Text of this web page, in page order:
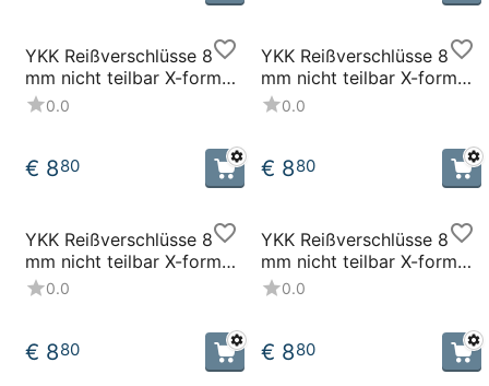
YKK Reißverschlüsse 8
mm nicht teilbar X-form
braun
0.0
€ 880
YKK Reißverschlüsse 8
mm nicht teilbar X-form
sand
0.0
€ 880
YKK Reißverschlüsse 8
mm nicht teilbar X-form
grau
0.0
€ 880
YKK Reißverschlüsse 8
mm nicht teilbar X-form
schwarz
0.0
€ 880